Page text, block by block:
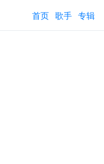
首页 歌手 专辑